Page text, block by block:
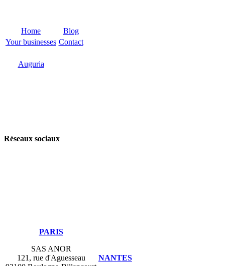
Home
Blog
Your businesses Contact
Auguria
Réseaux sociaux
​PARIS
SAS ANOR
121, rue d'Aguesseau
NANTES